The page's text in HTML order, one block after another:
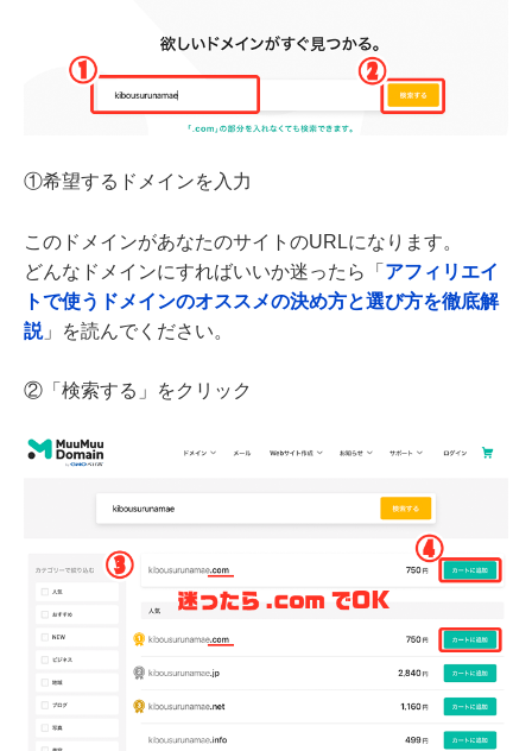
①希望するドメインを入力
このドメインがあなたのサイトのURLになります。
どんなドメインにすればいいか迷ったら「 アフィリエイ
トで使うドメインのオススメの決め方と選び方を徹底解
説」を読んでください。
②「検索する」をクリック